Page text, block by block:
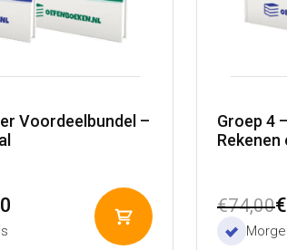
Voordeelbundel –
Toevoegen
aan
Groep 4
Rekenen
€74,00
prijs
€
Huidige
prijs